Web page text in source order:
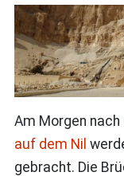
Am Morgen
auf dem Nil
gebracht. Die